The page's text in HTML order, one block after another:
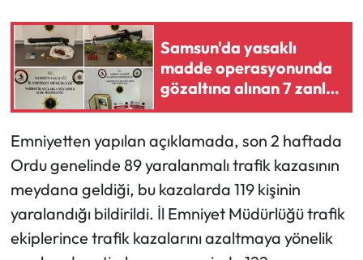
Samsun'da yasaklı
madde operasyonunda
gözaltına alınan 7 zanlı
tutuklandı
Emniyetten yapılan açıklamada, son 2 haftada
Ordu genelinde 89 yaralanmalı trafik kazasının
meydana geldiği, bu kazalarda 119 kişinin
yaralandığı bildirildi. İl Emniyet Müdürlüğü trafik
ekiplerince trafik kazalarını azaltmaya yönelik
ASTROLOJİ
Spor Yazıları
Mektup Galeri
Ekonomi
Sağlık
Turizm